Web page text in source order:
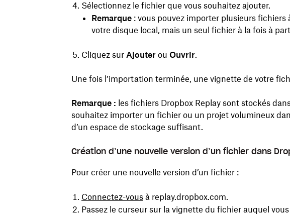
Sélectionnez le fichier que vous souhaitez ajouter.
Remarque : vous pouvez importer plusieurs fichiers
votre disque local, mais un seul fichier à la fois à
Cliquez sur Ajouter ou Ouvrir.
Une fois l’importation terminée, une vignette de votre
Remarque : les fichiers Dropbox Replay sont stockés
souhaitez importer un fichier ou un projet volumineux
d’un espace de stockage suffisant.
Création d’une nouvelle version d’un fichier dans
Pour créer une nouvelle version d’un fichier :
Connectez-vous à replay.dropbox.com.
Passez le curseur sur la vignette du fichier auquel